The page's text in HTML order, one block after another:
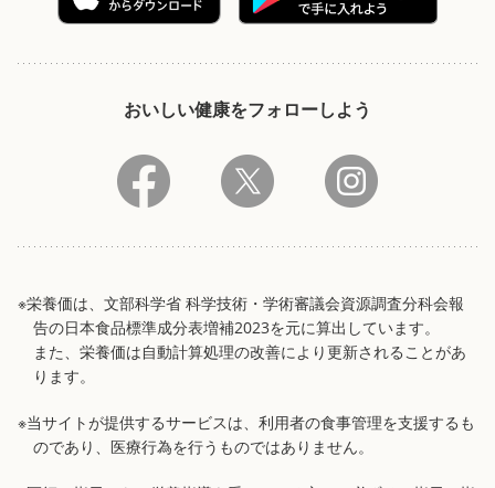
おいしい健康をフォローしよう
※栄養価は、文部科学省 科学技術・学術審議会資源調査分科会報
告の日本食品標準成分表増補2023を元に算出しています。
また、栄養価は自動計算処理の改善により更新されることがあ
ります。
※当サイトが提供するサービスは、利用者の食事管理を支援するも
のであり、医療行為を行うものではありません。